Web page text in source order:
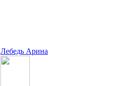
Лебедь Арина